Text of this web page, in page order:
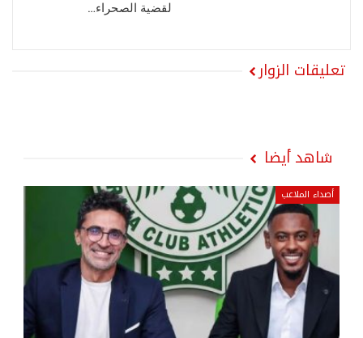
لقضية الصحراء…
تعليقات الزوار
شاهد أيضا
أصداء الملاعب